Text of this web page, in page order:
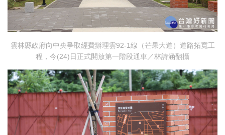
雲林縣政府向中央爭取經費辦理雲92-1線（芒果大道）道路拓寬工
程，今(24)日正式開放第一階段通車／林詩涵翻攝